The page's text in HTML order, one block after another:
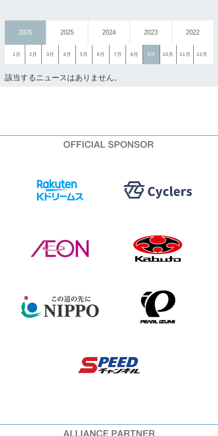
2026 2025 2024 2023 2022
1月 2月 3月 4月 5月 6月 7月 8月 9月 10月 11月 12月
該当するニュースはありません。